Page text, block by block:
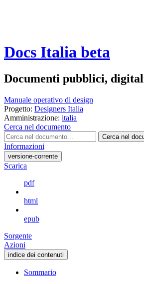
Docs Italia beta
Documenti pubblici,
Manuale operativo di design
Progetto: Designers Italia
Amministrazione: italia
Cerca nel documento
Cerca nel
Informazioni
versione-corrente
Scarica
pdf
html
epub
Sorgente
Azioni
indice dei contenuti
Sommario